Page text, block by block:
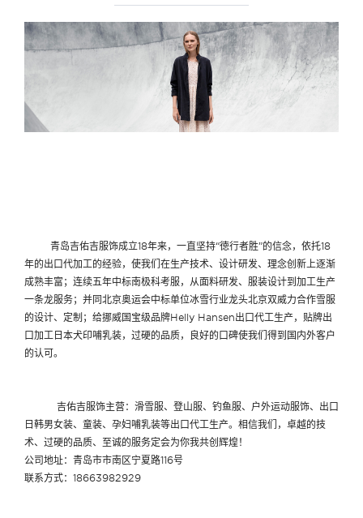
年的出口代加工的经验，使我们在生产技术、设计研发、理念创新上逐渐
成熟丰富；连续五年中标南极科考服，从面料研发、服装设计到加工生产
一条龙服务；并同北京奥运会中标单位冰雪行业龙头北京双威力合作雪服
的设计、定制；给挪威国宝级品牌Helly Hansen出口代工生产，贴牌出
口加工日本犬印哺乳装，过硬的品质，良好的口碑使我们得到国内外客户
吉佑吉服饰主营：滑雪服、登山服、钓鱼服、户外运动服饰、出口
日韩男女装、童装、孕妇哺乳装等出口代工生产。相信我们，卓越的技
术、过硬的品质、至诚的服务定会为你我共创辉煌！
公司地址：青岛市市南区宁夏路116号
联系方式：18663982929